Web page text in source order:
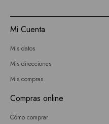
Mi Cuenta
Mis datos
Mis direcciones
Mis compras
Compras online
Cómo comprar